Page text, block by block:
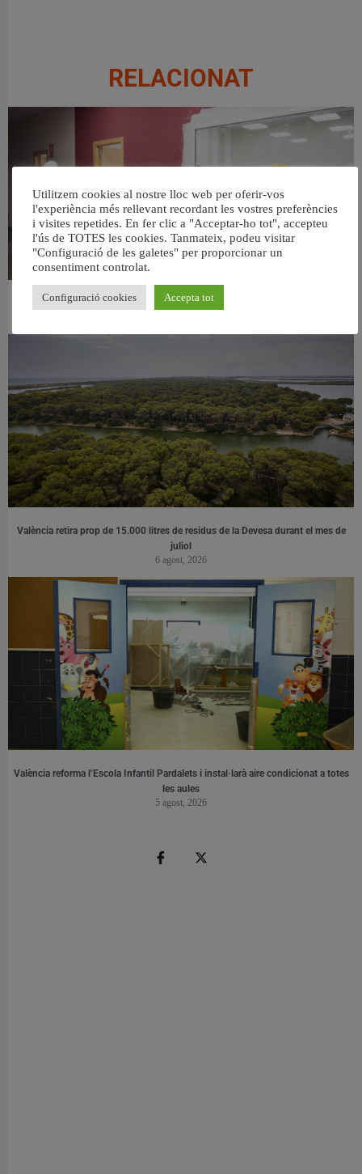
RELACIONAT
València ultima el nou centre per a persones majors del barri de Sant Antoni
València retira prop de 15.000 litres de residus de la Devesa durant el mes de
juliol
6 agost, 2026
València reforma l’Escola Infantil Pardalets i instal·larà aire condicionat a totes
les aules
5 agost, 2026
Utilitzem cookies al nostre lloc web per oferir-vos
l'experiència més rellevant recordant les vostres preferències
i visites repetides. En fer clic a "Acceptar-ho tot", accepteu
l'ús de TOTES les cookies. Tanmateix, podeu visitar
"Configuració de les galetes" per proporcionar un
consentiment controlat.
Configuració cookies Accepta tot